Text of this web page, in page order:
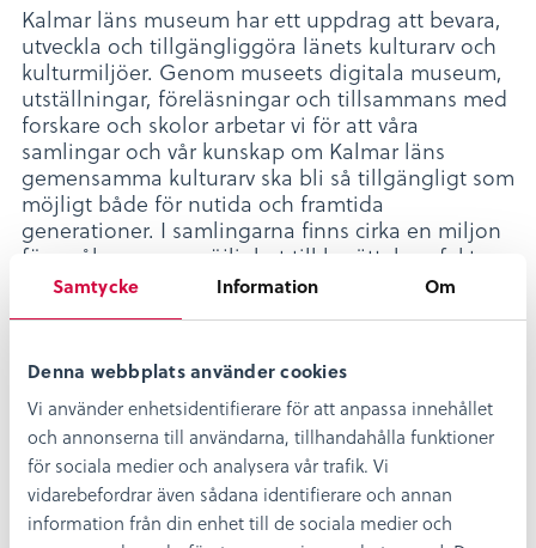
Samtycke Information Om
Denna webbplats använder cookies
Vi använder enhetsidentifierare för att anpassa innehållet
och annonserna till användarna, tillhandahålla funktioner
för sociala medier och analysera vår trafik. Vi
vidarebefordrar även sådana identifierare och annan
information från din enhet till de sociala medier och
Kalmar läns museum har ett uppdrag att bevara,
utveckla och tillgängliggöra länets kulturarv och
kulturmiljöer. Genom museets digitala museum,
utställningar, föreläsningar och tillsammans med
forskare och skolor arbetar vi för att våra
samlingar och vår kunskap om Kalmar läns
gemensamma kulturarv ska bli så tillgängligt som
möjligt både för nutida och framtida
generationer. I samlingarna finns cirka en miljon
föremål som ger möjlighet till berättelser, fakta,
kunskap och upplevelser om människors liv,
villkor, samhällen, erfarenheter ur olika
stenålder till modern tid.
Intervjuer sker löpande. Sista ansökningsdag är
den 10 september 2023.
Läs mer och sök de lediga tjänsterna i vårt
rekryteringssystem